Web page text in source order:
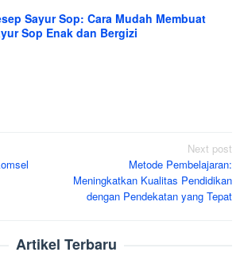
Sayur Sop: Cara Mudah Membuat
Sop Enak dan Bergizi
Next post
Metode Pembelajaran:
Meningkatkan Kualitas Pendidikan
dengan Pendekatan yang Tepat
Artikel Terbaru